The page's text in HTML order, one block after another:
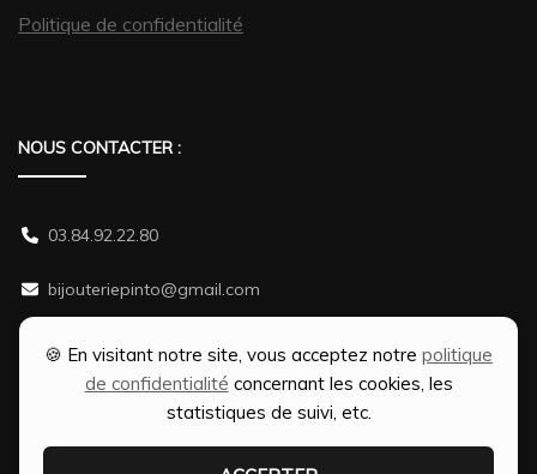
🍪 En visitant notre site, vous acceptez notre politique
de confidentialité concernant les cookies, les
statistiques de suivi, etc.
Politique de confidentialité
NOUS CONTACTER :
03.84.92.22.80
bijouteriepinto@gmail.com
38 rue Gambetta 70500 JUSSEY